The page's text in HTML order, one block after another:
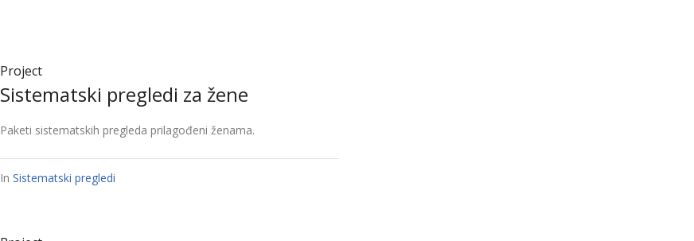
Project
Sistematski pregledi za žene
Paketi sistematskih pregleda prilagođeni ženama.
In Sistematski pregledi